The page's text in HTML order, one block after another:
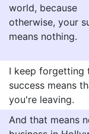
world, because
otherwise, your
means nothing.
I keep forgetting
success means
you're leaving.
And that means